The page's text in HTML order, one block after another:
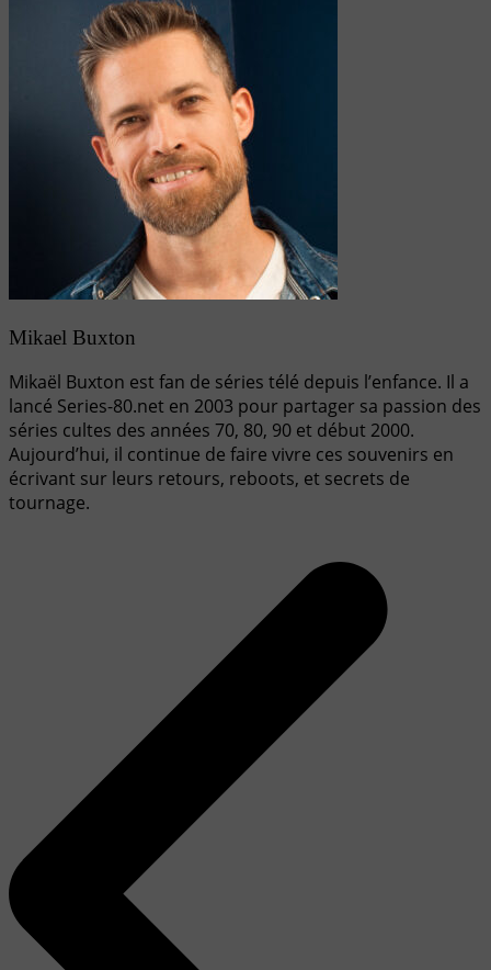
Mikael Buxton
Mikaël Buxton est fan de séries télé depuis l’enfance. Il a
lancé Series-80.net en 2003 pour partager sa passion des
séries cultes des années 70, 80, 90 et début 2000.
Aujourd’hui, il continue de faire vivre ces souvenirs en
écrivant sur leurs retours, reboots, et secrets de
tournage.